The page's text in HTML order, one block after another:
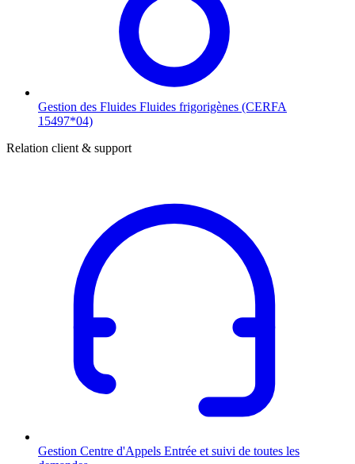
Gestion des Fluides Fluides frigorigènes (CERFA
15497*04)
Relation client & support
Gestion Centre d'Appels Entrée et suivi de toutes les